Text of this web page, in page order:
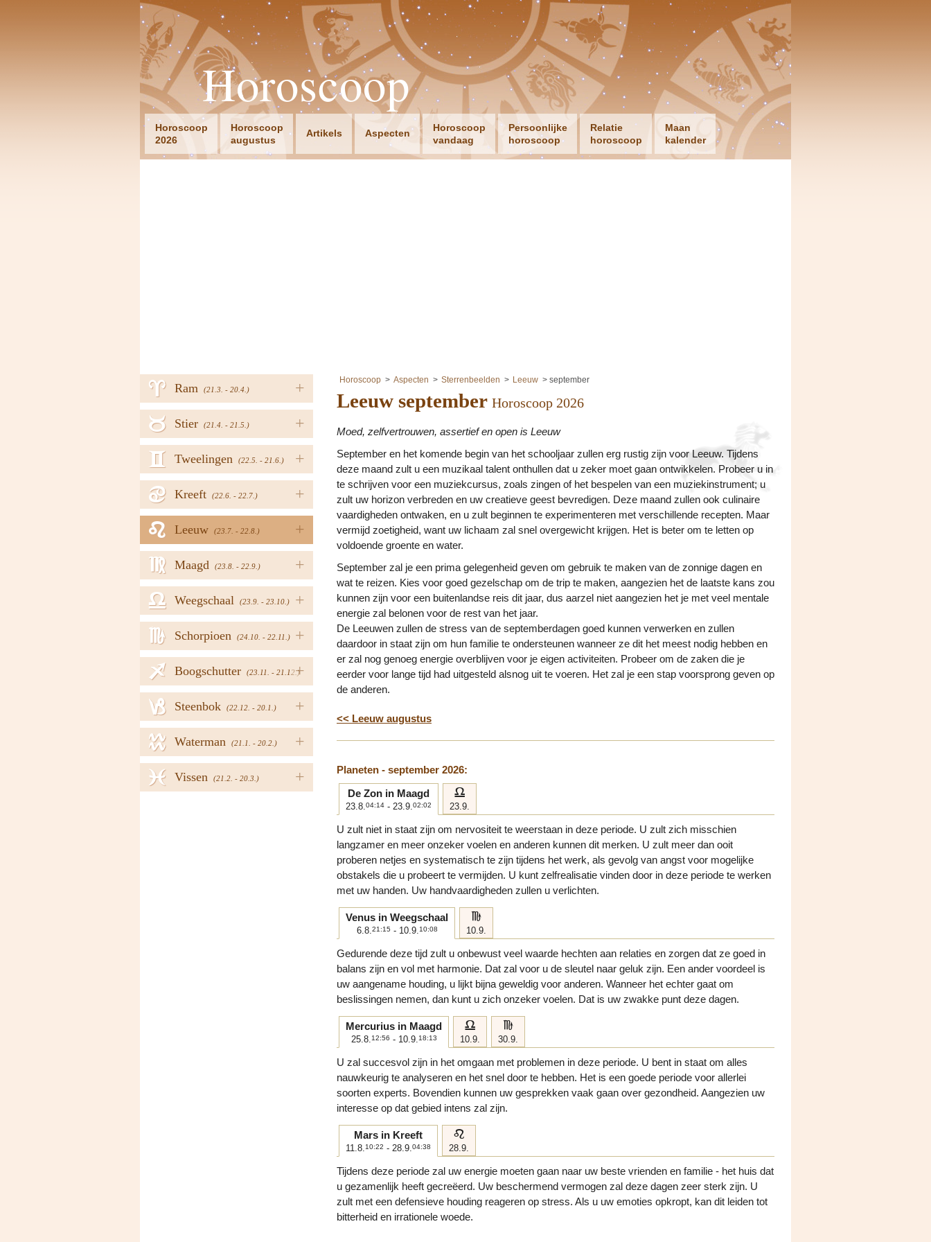
Horoscoop
Horoscoop
2026
Horoscoop
augustus
Artikels Aspecten
Horoscoop
vandaag
Persoonlijke
horoscoop
Relatie
horoscoop
Maan
kalender
+
Ram (21.3. - 20.4.)
a
+
Stier (21.4. - 21.5.)
b
+
Tweelingen (22.5. - 21.6.)
c
+
Kreeft (22.6. - 22.7.)
d
+
Leeuw (23.7. - 22.8.)
e
+
Maagd (23.8. - 22.9.)
f
+
Weegschaal (23.9. - 23.10.)
g
+
Schorpioen (24.10. - 22.11.)
h
+
Boogschutter (23.11. - 21.12.)
i
+
Steenbok (22.12. - 20.1.)
j
+
Waterman (21.1. - 20.2.)
k
+
Vissen (21.2. - 20.3.)
l
Horoscoop Aspecten Sterrenbeelden Leeuw september
Leeuw september Horoscoop 2026
Moed, zelfvertrouwen, assertief en open is Leeuw
September en het komende begin van het schooljaar zullen erg rustig zijn voor Leeuw. Tijdens
deze maand zult u een muzikaal talent onthullen dat u zeker moet gaan ontwikkelen. Probeer u in
te schrijven voor een muziekcursus, zoals zingen of het bespelen van een muziekinstrument; u
zult uw horizon verbreden en uw creatieve geest bevredigen. Deze maand zullen ook culinaire
vaardigheden ontwaken, en u zult beginnen te experimenteren met verschillende recepten. Maar
vermijd zoetigheid, want uw lichaam zal snel overgewicht krijgen. Het is beter om te letten op
voldoende groente en water.
September zal je een prima gelegenheid geven om gebruik te maken van de zonnige dagen en
wat te reizen. Kies voor goed gezelschap om de trip te maken, aangezien het de laatste kans zou
kunnen zijn voor een buitenlandse reis dit jaar, dus aarzel niet aangezien het je met veel mentale
energie zal belonen voor de rest van het jaar.
De Leeuwen zullen de stress van de septemberdagen goed kunnen verwerken en zullen
daardoor in staat zijn om hun familie te ondersteunen wanneer ze dit het meest nodig hebben en
er zal nog genoeg energie overblijven voor je eigen activiteiten. Probeer om de zaken die je
eerder voor lange tijd had uitgesteld alsnog uit te voeren. Het zal je een stap voorsprong geven op
de anderen.
<< Leeuw augustus
Planeten - september 2026:
De Zon in Maagd
23.8. 04:14 - 23.9. 02:02
g
23.9.
U zult niet in staat zijn om nervositeit te weerstaan in deze periode. U zult zich misschien
langzamer en meer onzeker voelen en anderen kunnen dit merken. U zult meer dan ooit
proberen netjes en systematisch te zijn tijdens het werk, als gevolg van angst voor mogelijke
obstakels die u probeert te vermijden. U kunt zelfrealisatie vinden door in deze periode te werken
met uw handen. Uw handvaardigheden zullen u verlichten.
Venus in Weegschaal
6.8. 21:15 - 10.9. 10:08
h
10.9.
Gedurende deze tijd zult u onbewust veel waarde hechten aan relaties en zorgen dat ze goed in
balans zijn en vol met harmonie. Dat zal voor u de sleutel naar geluk zijn. Een ander voordeel is
uw aangename houding, u lijkt bijna geweldig voor anderen. Wanneer het echter gaat om
beslissingen nemen, dan kunt u zich onzeker voelen. Dat is uw zwakke punt deze dagen.
Mercurius in Maagd
25.8. 12:56 - 10.9. 18:13
g
10.9.
h
30.9.
U zal succesvol zijn in het omgaan met problemen in deze periode. U bent in staat om alles
nauwkeurig te analyseren en het snel door te hebben. Het is een goede periode voor allerlei
soorten experts. Bovendien kunnen uw gesprekken vaak gaan over gezondheid. Aangezien uw
interesse op dat gebied intens zal zijn.
Mars in Kreeft
11.8. 10:22 - 28.9. 04:38
e
28.9.
Tijdens deze periode zal uw energie moeten gaan naar uw beste vrienden en familie - het huis dat
u gezamenlijk heeft gecreëerd. Uw beschermend vermogen zal deze dagen zeer sterk zijn. U
zult met een defensieve houding reageren op stress. Als u uw emoties opkropt, kan dit leiden tot
bitterheid en irrationele woede.